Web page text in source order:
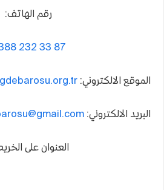
رقم الهاتف:
232 33 87
الموقع الالكتروني:
البريد الالكتروني:
العنوان على